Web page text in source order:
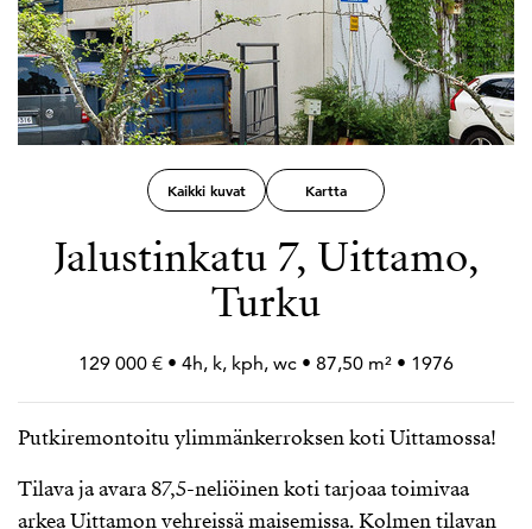
Kaikki kuvat Kartta
Jalustinkatu 7, Uittamo,
Turku
129 000 € • 4h, k, kph, wc • 87,50 m² • 1976
Putkiremontoitu ylimmänkerroksen koti Uittamossa!
Tilava ja avara 87,5-neliöinen koti tarjoaa toimivaa
arkea Uittamon vehreissä maisemissa. Kolmen tilavan